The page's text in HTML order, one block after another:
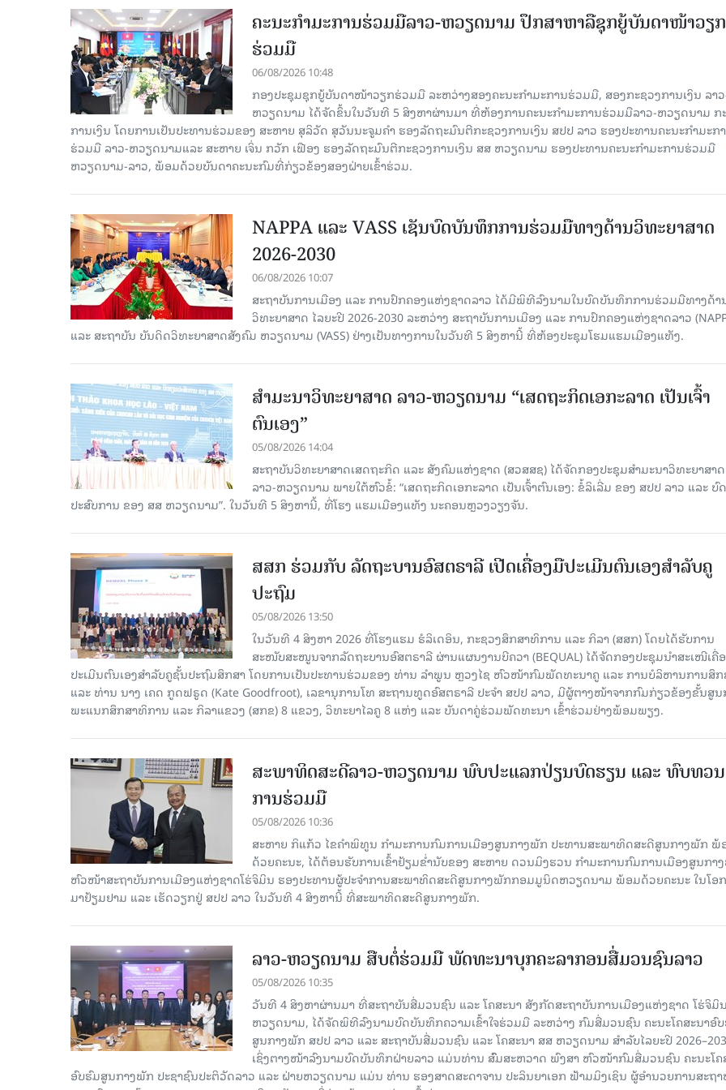
ຄະນະກໍາມະການຮ່ວມມືລາວ-ຫວຽດນາມ ປຶກສາຫາລືຊຸກຍູ້ບັນດາໜ້າວຽກ
ຮ່ວມມື
06/08/2026 10:48
ກອງປະຊຸມຊຸກຍູ້ບັນດາໜ້າວຽກຮ່ວມມື ລະຫວ່າງສອງຄະນະກໍາມະການຮ່ວມມື, ສອງກະຊວງການເງິນ ລາ
ຫວຽດນາມ ໄດ້ຈັດຂຶ້ນໃນວັນທີ 5 ສິງຫາຜ່ານມາ ທີ່ຫ້ອງການຄະນະກໍາມະການຮ່ວມມືລາວ-ຫວຽດນາມ ກ
ການເງິນ ໂດຍການເປັນປະທານຮ່ວມຂອງ ສະຫາຍ ສຸລິວັດ ສຸວັນນະຈູມຄຳ ຮອງລັດຖະມົນຕີກະຊວງການເງິນ ສປປ ລາວ ຮອງປະທານຄະນະກໍາມະກ
ຮ່ວມມື ລາວ-ຫວຽດນາມແລະ ສະຫາຍ ເຈິ່ນ ກວັກ ເຟືອງ ຮອງລັດຖະມົນຕີກະຊວງການເງິນ ສສ ຫວຽດນາມ ຮອງປະທານຄະນະກໍາມະການຮ່ວມມື
ຫວຽດນາມ-ລາວ, ພ້ອມດ້ວຍບັນດາຄະນະກົມທີ່ກ່ຽວຂ້ອງສອງຝ່າຍເຂົ້າຮ່ວມ.
NAPPA ແລະ VASS ເຊັນບົດບັນທຶກການຮ່ວມມືທາງດ້ານວິທະຍາສາດ
2026-2030
06/08/2026 10:07
ສະຖາບັນການເມືອງ ແລະ ການປົກຄອງແຫ່ງຊາດລາວ ໄດ້ມີພິທີລົງນາມໃນບົດບັນທຶກການຮ່ວມມືທາງດ້າ
ວິທະຍາສາດ ໄລຍະປີ 2026-2030 ລະຫວ່າງ ສະຖາບັນການເມືອງ ແລະ ການປົກຄອງແຫ່ງຊາດລາວ
ແລະ ສະຖາບັນ ບັນດິດວິທະຍາສາດສັງຄົມ ຫວຽດນາມ (VASS) ຢ່າງເປັນທາງການໃນວັນທີ 5 ສິງຫານີ້ ທີ່ຫ້ອງປະຊຸມໂຮມແຮມເມືອງແທັງ.
ສຳມະນາວິທະຍາສາດ ລາວ-ຫວຽດນາມ “ເສດຖະກິດເອກະລາດ ເປັນເຈົ້າ
ຕົນເອງ”
05/08/2026 14:04
ສະຖາບັນວິທະຍາສາດເສດຖະກິດ ແລະ ສັງຄົມແຫ່ງຊາດ (ສວສສຊ) ໄດ້ຈັດກອງປະຊຸມສຳມະນາວິທະຍາສາດ
ລາວ-ຫວຽດນາມ ພາຍໃຕ້ຫົວຂໍ້: “ເສດຖະກິດເອກະລາດ ເປັນເຈົ້າຕົນເອງ: ຂໍ້ລິເລີ່ມ ຂອງ ສປປ ລາວ ແລະ ບົ
ປະສົບການ ຂອງ ສສ ຫວຽດນາມ”. ໃນວັນທີ 5 ສິງຫານີ້, ທີ່ໂຮງ ແຮມເມືອງແທັງ ນະຄອນຫຼວງວຽງຈັນ.
ສສກ ຮ່ວມກັບ ລັດຖະບານອົສຕຣາລີ ເປີດເຄື່ອງມືປະເມີນຕົນເອງສຳລັບຄູ
ປະຖົມ
05/08/2026 13:50
ໃນວັນທີ 4 ສິງຫາ 2026 ທີ່ໂຮງແຮມ ຮໍລິເດອິນ, ກະຊວງສຶກສາທິການ ແລະ ກິລາ (ສສກ) ໂດຍໄດ້ຮັບການ
ສະໜັບສະໜູນຈາກລັດຖະບານອົສຕຣາລີ ຜ່ານແຜນງານບີຄວາ (BEQUAL) ໄດ້ຈັດກອງປະຊຸມນຳສະເໜີເຄື່
ປະເມີນຕົນເອງສຳລັບຄູຊັ້ນປະຖົມສຶກສາ ໂດຍການເປັນປະທານຮ່ວມຂອງ ທ່ານ ລຳພູນ ຫຼວງໄຊ ຫົວໜ້າກົມພັດທະນາຄູ ແລະ ການບໍລິຫານການສຶກ
ແລະ ທ່ານ ນາງ ເຄດ ກູດຟຣູດ (Kate Goodfroot), ເລຂານຸການໂທ ສະຖານທູດອົສຕຣາລີ ປະຈຳ ສປປ ລາວ, ມີຜູ້ຕາງໜ້າຈາກກົມກ່ຽວຂ້ອງຂັ້ນສູນ
ພະແນກສຶກສາທິການ ແລະ ກິລາແຂວງ (ສກຂ) 8 ແຂວງ, ວິທະຍາໄລຄູ 8 ແຫ່ງ ແລະ ບັນດາຄູ່ຮ່ວມພັດທະນາ ເຂົ້າຮ່ວມຢ່າງພ້ອມພຽງ.
ສະພາທິດສະດີລາວ-ຫວຽດນາມ ພົບປະແລກປ່ຽນບົດຮຽນ ແລະ ທົບທວນ
ການຮ່ວມມື
05/08/2026 10:36
ສະຫາຍ ກິແກ້ວ ໄຂຄໍາພິທູນ ກໍາມະການກົມການເມືອງສູນກາງພັກ ປະທານສະພາທິດສະດີສູນກາງພັກ ພ້
ດ້ວຍຄະນະ, ໄດ້ຕ້ອນຮັບການເຂົ້າຢ້ຽມຂໍ່ານັບຂອງ ສະຫາຍ ດວນມິງຮວນ ກໍາມະການກົມການເມືອງສູນກາ
ຫົວໜ້າສະຖາບັນການເມືອງແຫ່ງຊາດໂຮ່ຈິມິນ ຮອງປະທານຜູ້ປະຈໍາການສະພາທິດສະດີສູນກາງພັກກອມມູນິດຫວຽດນາມ ພ້ອມດ້ວຍຄະນະ ໃນໂອ
ມາຢ້ຽມຢາມ ແລະ ເຮັດວຽກຢູ່ ສປປ ລາວ ໃນວັນທີ 4 ສິງຫານີ້ ທີ່ສະພາທິດສະດີສູນກາງພັກ.
ລາວ-ຫວຽດ​ນາມ ສືບ​ຕໍ່​ຮ່ວມ​ມື ພັດທະນາບຸກຄະລາກອນສື່ມວນຊົນລາວ
05/08/2026 10:35
ວັນທີ 4 ສິງຫາຜ່ານ​ມາ ທີ່ສະຖາບັນສື່ມວນຊົນ ແລະ ໂຄສະນາ ສັງກັດສະຖາບັນການເມືອງແຫ່ງຊາດ ໂຮ່ຈິມິ
ຫວຽດນາມ, ໄດ້ຈັດພິທີລົງນາມບົດບັນທຶກຄວາມເຂົ້າໃຈຮ່ວມມື ລະຫວ່າງ ກົມສື່ມວນຊົນ ຄະນະໂຄສະນາອົ
ສູນກາງພັກ ສປປ ລາວ ແລະ ສະຖາບັນສື່ມວນຊົນ ແລະ ໂຄສະນາ ສສ ຫວຽດນາມ ສໍາລັບໄລຍະປີ
ເຊິ່ງຕາງໜ້າລົງນາມບົດບັນທຶກຝ່າຍລາວ ແມ່ນທ່ານ ສົົມສະຫວາດ ພົງສາ ຫົວໜ້າກົມສື່ມວນຊົນ ຄະນະໂຄ
ອົບຮົມສູນກາງພັກ ປະຊາຊົນປະຕິວັດລາວ ແລະ ຝ່າຍຫວຽດນາມ ແມ່ນ ທ່ານ ຮອງສາດສະດາຈານ ປະລິນຍາເອກ ຟ້າມມິງເຊິນ ຜູ້ອໍານວຍການສະຖ